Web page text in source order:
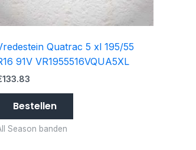
Quatrac 5 xl 195/55
91V VR1955516VQUA5XL
133.83
Bestellen
Season banden